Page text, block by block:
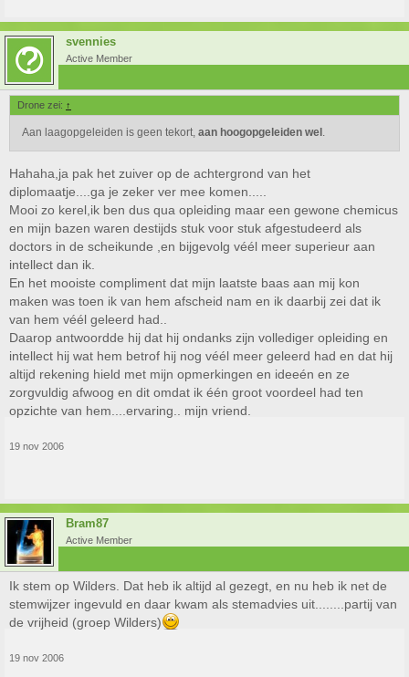
svennies
Active Member
Drone zei: ↑
Aan laagopgeleiden is geen tekort, aan hoogopgeleiden wel .
Hahaha,ja pak het zuiver op de achtergrond van het
diplomaatje....ga je zeker ver mee komen.....
Mooi zo kerel,ik ben dus qua opleiding maar een gewone chemicus
en mijn bazen waren destijds stuk voor stuk afgestudeerd als
doctors in de scheikunde ,en bijgevolg véél meer superieur aan
intellect dan ik.
En het mooiste compliment dat mijn laatste baas aan mij kon
maken was toen ik van hem afscheid nam en ik daarbij zei dat ik
van hem véél geleerd had..
Daarop antwoordde hij dat hij ondanks zijn vollediger opleiding en
intellect hij wat hem betrof hij nog véél meer geleerd had en dat hij
altijd rekening hield met mijn opmerkingen en ideeén en ze
zorgvuldig afwoog en dit omdat ik één groot voordeel had ten
opzichte van hem....ervaring.. mijn vriend.
19 nov 2006
Bram87
Active Member
Ik stem op Wilders. Dat heb ik altijd al gezegt, en nu heb ik net de
stemwijzer ingevuld en daar kwam als stemadvies uit........partij van
de vrijheid (groep Wilders)
19 nov 2006